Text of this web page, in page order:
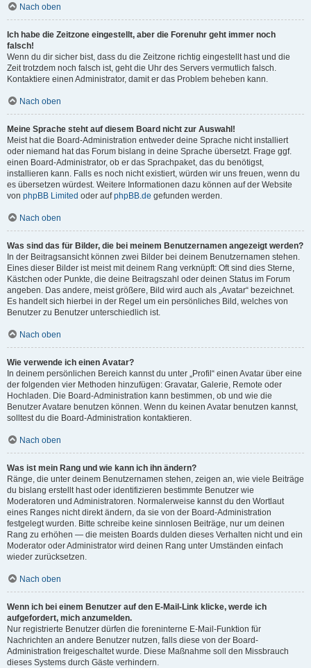
Nach oben
Ich habe die Zeitzone eingestellt, aber die Forenuhr geht immer noch
falsch!
Wenn du dir sicher bist, dass du die Zeitzone richtig eingestellt hast und die
Zeit trotzdem noch falsch ist, geht die Uhr des Servers vermutlich falsch.
Kontaktiere einen Administrator, damit er das Problem beheben kann.
Nach oben
Meine Sprache steht auf diesem Board nicht zur Auswahl!
Meist hat die Board-Administration entweder deine Sprache nicht installiert
oder niemand hat das Forum bislang in deine Sprache übersetzt. Frage ggf.
einen Board-Administrator, ob er das Sprachpaket, das du benötigst,
installieren kann. Falls es noch nicht existiert, würden wir uns freuen, wenn du
es übersetzen würdest. Weitere Informationen dazu können auf der Website
von phpBB Limited oder aufphpBB.de gefunden werden.
Nach oben
Was sind das für Bilder, die bei meinem Benutzernamen angezeigt werden?
In der Beitragsansicht können zwei Bilder bei deinem Benutzernamen stehen.
Eines dieser Bilder ist meist mit deinem Rang verknüpft: Oft sind dies Sterne,
Kästchen oder Punkte, die deine Beitragszahl oder deinen Status im Forum
angeben. Das andere, meist größere, Bild wird auch als „Avatar“ bezeichnet.
Es handelt sich hierbei in der Regel um ein persönliches Bild, welches von
Benutzer zu Benutzer unterschiedlich ist.
Nach oben
Wie verwende ich einen Avatar?
In deinem persönlichen Bereich kannst du unter „Profil“ einen Avatar über eine
der folgenden vier Methoden hinzufügen: Gravatar, Galerie, Remote oder
Hochladen. Die Board-Administration kann bestimmen, ob und wie die
Benutzer Avatare benutzen können. Wenn du keinen Avatar benutzen kannst,
solltest du die Board-Administration kontaktieren.
Nach oben
Was ist mein Rang und wie kann ich ihn ändern?
Ränge, die unter deinem Benutzernamen stehen, zeigen an, wie viele Beiträge
du bislang erstellt hast oder identifizieren bestimmte Benutzer wie
Moderatoren und Administratoren. Normalerweise kannst du den Wortlaut
eines Ranges nicht direkt ändern, da sie von der Board-Administration
festgelegt wurden. Bitte schreibe keine sinnlosen Beiträge, nur um deinen
Rang zu erhöhen — die meisten Boards dulden dieses Verhalten nicht und ein
Moderator oder Administrator wird deinen Rang unter Umständen einfach
wieder zurücksetzen.
Nach oben
Wenn ich bei einem Benutzer auf den E-Mail-Link klicke, werde ich
aufgefordert, mich anzumelden.
Nur registrierte Benutzer dürfen die foreninterne E-Mail-Funktion für
Nachrichten an andere Benutzer nutzen, falls diese von der Board-
Administration freigeschaltet wurde. Diese Maßnahme soll den Missbrauch
dieses Systems durch Gäste verhindern.